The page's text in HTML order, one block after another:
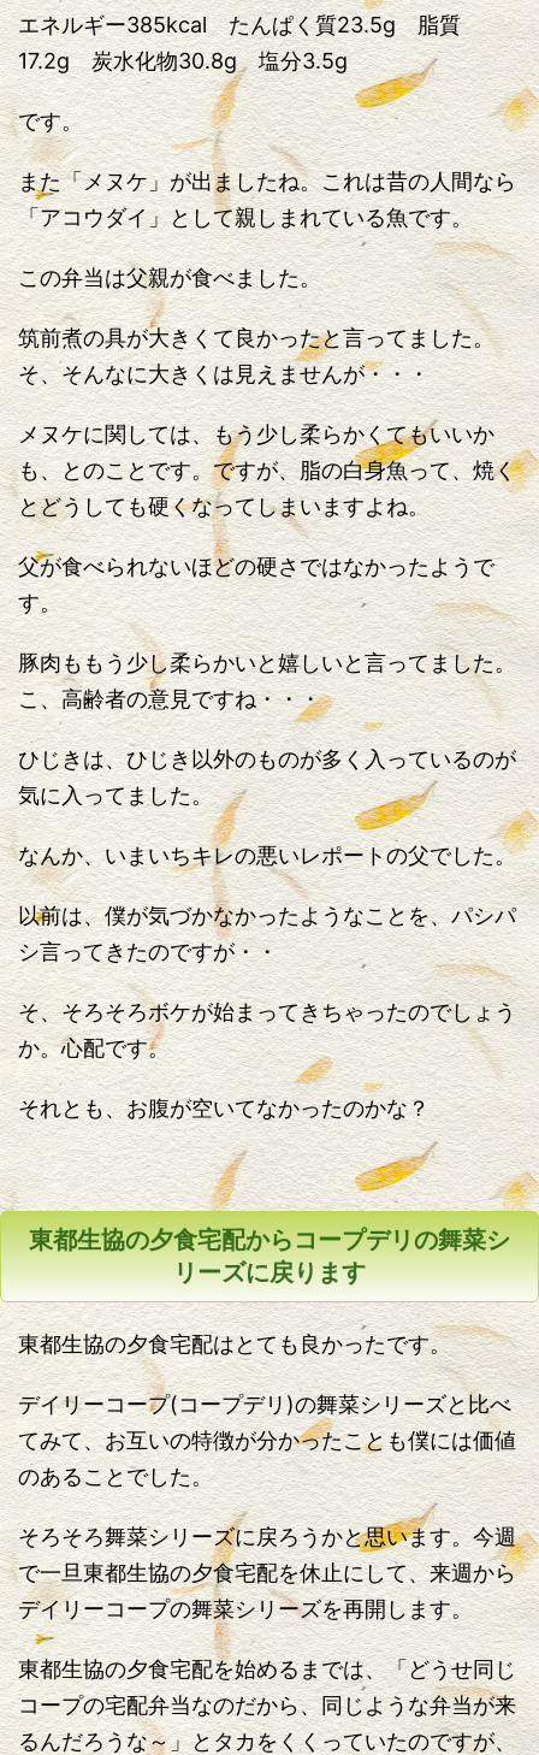
エネルギー385kcal たんぱく質23.5g 脂質
17.2g 炭水化物30.8g 塩分3.5g
です。
また「メヌケ」が出ましたね。これは昔の人間なら
「アコウダイ」として親しまれている魚です。
この弁当は父親が食べました。
筑前煮の具が大きくて良かったと言ってました。
そ、そんなに大きくは見えませんが・・・
メヌケに関しては、もう少し柔らかくてもいいか
も、とのことです。ですが、脂の白身魚って、焼く
とどうしても硬くなってしまいますよね。
父が食べられないほどの硬さではなかったようで
す。
豚肉ももう少し柔らかいと嬉しいと言ってました。
こ、高齢者の意見ですね・・・
ひじきは、ひじき以外のものが多く入っているのが
気に入ってました。
なんか、いまいちキレの悪いレポートの父でした。
以前は、僕が気づかなかったようなことを、パシパ
シ言ってきたのですが・・
そ、そろそろボケが始まってきちゃったのでしょう
か。心配です。
それとも、お腹が空いてなかったのかな？
東都生協の夕食宅配からコープデリの舞菜シ
リーズに戻ります
東都生協の夕食宅配はとても良かったです。
デイリーコープ(コープデリ)の舞菜シリーズと比べ
てみて、お互いの特徴が分かったことも僕には価値
のあることでした。
そろそろ舞菜シリーズに戻ろうかと思います。今週
で一旦東都生協の夕食宅配を休止にして、来週から
デイリーコープの舞菜シリーズを再開します。
東都生協の夕食宅配を始めるまでは、「どうせ同じ
コープの宅配弁当なのだから、同じような弁当が来
るんだろうな～」とタカをくくっていたのですが、